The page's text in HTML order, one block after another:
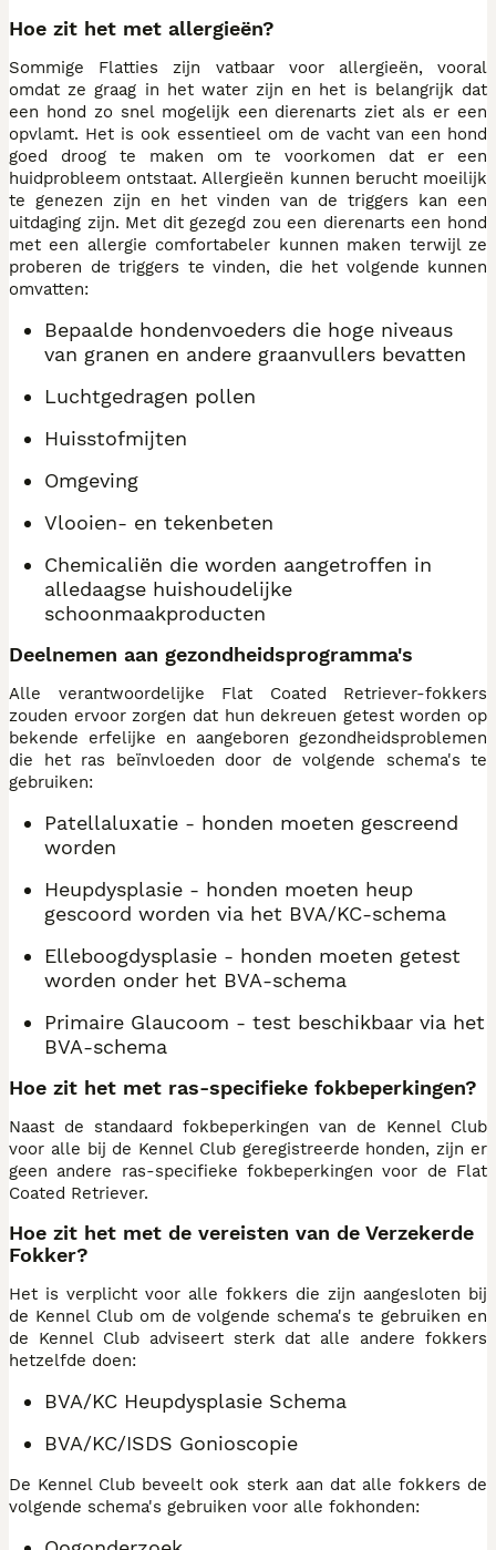
Hoe zit het met allergieën?
Sommige Flatties zijn vatbaar voor allergieën, vooral
omdat ze graag in het water zijn en het is belangrijk dat
een hond zo snel mogelijk een dierenarts ziet als er een
opvlamt. Het is ook essentieel om de vacht van een hond
goed droog te maken om te voorkomen dat er een
huidprobleem ontstaat. Allergieën kunnen berucht moeilijk
te genezen zijn en het vinden van de triggers kan een
uitdaging zijn. Met dit gezegd zou een dierenarts een hond
met een allergie comfortabeler kunnen maken terwijl ze
proberen de triggers te vinden, die het volgende kunnen
omvatten:
Bepaalde hondenvoeders die hoge niveaus
van granen en andere graanvullers bevatten
Luchtgedragen pollen
Huisstofmijten
Omgeving
Vlooien- en tekenbeten
Chemicaliën die worden aangetroffen in
alledaagse huishoudelijke
schoonmaakproducten
Deelnemen aan gezondheidsprogramma's
Alle verantwoordelijke Flat Coated Retriever-fokkers
zouden ervoor zorgen dat hun dekreuen getest worden op
bekende erfelijke en aangeboren gezondheidsproblemen
die het ras beïnvloeden door de volgende schema's te
gebruiken:
Patellaluxatie - honden moeten gescreend
worden
Heupdysplasie - honden moeten heup
gescoord worden via het BVA/KC-schema
Elleboogdysplasie - honden moeten getest
worden onder het BVA-schema
Primaire Glaucoom - test beschikbaar via het
BVA-schema
Hoe zit het met ras-specifieke fokbeperkingen?
Naast de standaard fokbeperkingen van de Kennel Club
voor alle bij de Kennel Club geregistreerde honden, zijn er
geen andere ras-specifieke fokbeperkingen voor de Flat
Coated Retriever.
Hoe zit het met de vereisten van de Verzekerde
Fokker?
Het is verplicht voor alle fokkers die zijn aangesloten bij
de Kennel Club om de volgende schema's te gebruiken en
de Kennel Club adviseert sterk dat alle andere fokkers
hetzelfde doen:
BVA/KC Heupdysplasie Schema
BVA/KC/ISDS Gonioscopie
De Kennel Club beveelt ook sterk aan dat alle fokkers de
volgende schema's gebruiken voor alle fokhonden: